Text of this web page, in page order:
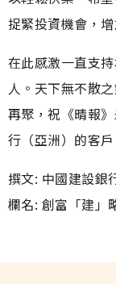
捉緊投資機會，
在此感激一直支
人。天下無不散
再聚，祝《晴報
行（亞洲）的客戶
撰文: 中國建設銀
欄名: 創富「建」